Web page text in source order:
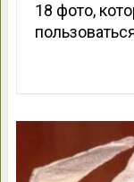
18 фото,